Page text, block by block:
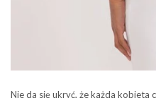
Nie da się ukryć, że każda kobieta